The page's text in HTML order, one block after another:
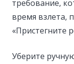
требование,
время взлета,
«Пристегните
Уберите